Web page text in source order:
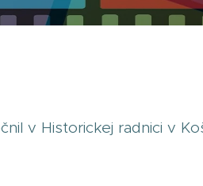
v Historickej radnici v